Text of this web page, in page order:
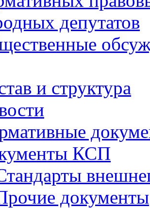
депутатов
и структура
КСП
документы